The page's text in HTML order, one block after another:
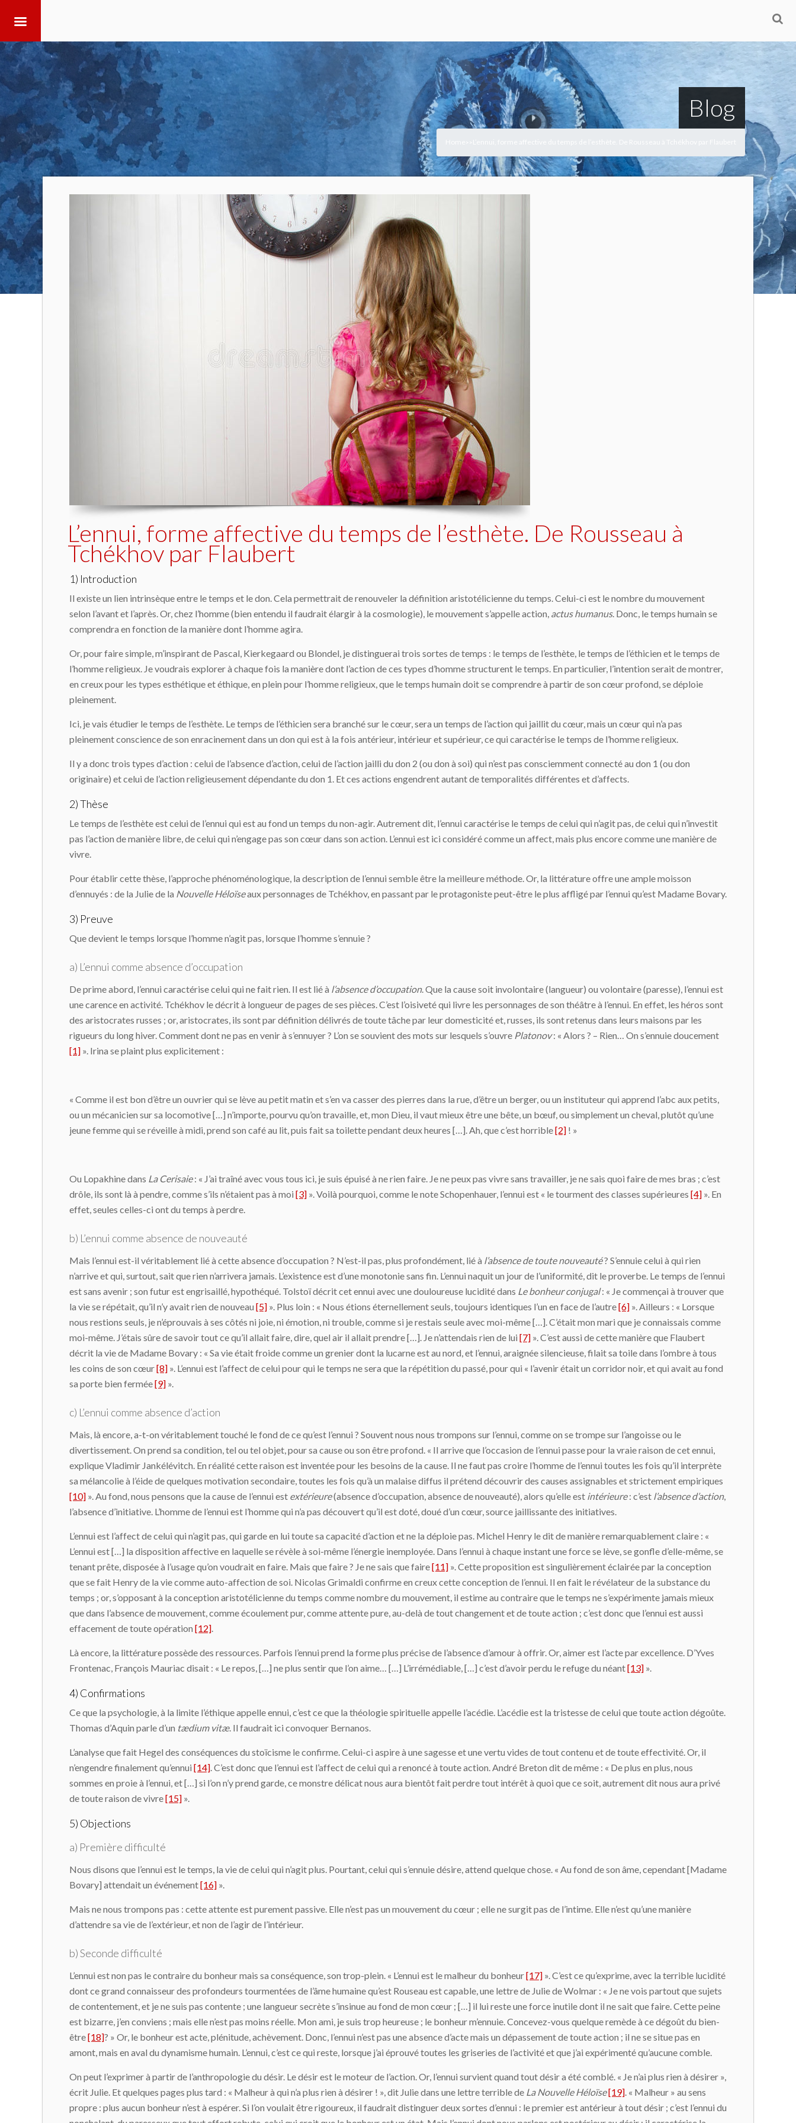
Blog
L’ennui, forme affective du temps de l’esthète. De Rousseau à
Tchékhov par Flaubert
1) Introduction
Il existe un lien intrinsèque entre le temps et le don. Cela permettrait de renouveler la définition aristotélicienne du temps. Celui-ci est le nombre du mouvement
selon l’avant et l’après. Or, chez l’homme (bien entendu il faudrait élargir à la cosmologie), le mouvement s’appelle action, actus humanus. Donc, le temps humain se
comprendra en fonction de la manière dont l’homme agira.
Or, pour faire simple, m’inspirant de Pascal, Kierkegaard ou Blondel, je distinguerai trois sortes de temps : le temps de l’esthète, le temps de l’éthicien et le temps de
l’homme religieux. Je voudrais explorer à chaque fois la manière dont l’action de ces types d’homme structurent le temps. En particulier, l’intention serait de montrer,
en creux pour les types esthétique et éthique, en plein pour l’homme religieux, que le temps humain doit se comprendre à partir de son cœur profond, se déploie
pleinement.
Ici, je vais étudier le temps de l’esthète. Le temps de l’éthicien sera branché sur le cœur, sera un temps de l’action qui jaillit du cœur, mais un cœur qui n’a pas
pleinement conscience de son enracinement dans un don qui est à la fois antérieur, intérieur et supérieur, ce qui caractérise le temps de l’homme religieux.
Il y a donc trois types d’action : celui de l’absence d’action, celui de l’action jailli du don 2 (ou don à soi) qui n’est pas consciemment connecté au don 1 (ou don
originaire) et celui de l’action religieusement dépendante du don 1. Et ces actions engendrent autant de temporalités différentes et d’affects.
2) Thèse
Le temps de l’esthète est celui de l’ennui qui est au fond un temps du non-agir. Autrement dit, l’ennui caractérise le temps de celui qui n’agit pas, de celui qui n’investit
pas l’action de manière libre, de celui qui n’engage pas son cœur dans son action. L’ennui est ici considéré comme un affect, mais plus encore comme une manière de
vivre.
Pour établir cette thèse, l’approche phénoménologique, la description de l’ennui semble être la meilleure méthode. Or, la littérature offre une ample moisson
d’ennuyés : de la Julie de la Nouvelle Héloïseaux personnages de Tchékhov, en passant par le protagoniste peut-être le plus affligé par l’ennui qu’est Madame Bovary.
3) Preuve
Que devient le temps lorsque l’homme n’agit pas, lorsque l’homme s’ennuie ?
a) L’ennui comme absence d’occupation
De prime abord, l’ennui caractérise celui qui ne fait rien. Il est lié à l’absence d’occupation. Que la cause soit involontaire (langueur) ou volontaire (paresse), l’ennui est
une carence en activité. Tchékhov le décrit à longueur de pages de ses pièces. C’est l’oisiveté qui livre les personnages de son théâtre à l’ennui. En effet, les héros sont
des aristocrates russes ; or, aristocrates, ils sont par définition délivrés de toute tâche par leur domesticité et, russes, ils sont retenus dans leurs maisons par les
rigueurs du long hiver. Comment dont ne pas en venir à s’ennuyer ? L’on se souvient des mots sur lesquels s’ouvre Platonov: « Alors ? – Rien… On s’ennuie doucement
[1] ». Irina se plaint plus explicitement :
« Comme il est bon d’être un ouvrier qui se lève au petit matin et s’en va casser des pierres dans la rue, d’être un berger, ou un instituteur qui apprend l’abc aux petits,
ou un mécanicien sur sa locomotive […] n’importe, pourvu qu’on travaille, et, mon Dieu, il vaut mieux être une bête, un bœuf, ou simplement un cheval, plutôt qu’une
jeune femme qui se réveille à midi, prend son café au lit, puis fait sa toilette pendant deux heures […]. Ah, que c’est horrible[2] ! »
Ou Lopakhine dans La Cerisaie: « J’ai traîné avec vous tous ici, je suis épuisé à ne rien faire. Je ne peux pas vivre sans travailler, je ne sais quoi faire de mes bras ; c’est
drôle, ils sont là à pendre, comme s’ils n’étaient pas à moi [3] ». Voilà pourquoi, comme le note Schopenhauer, l’ennui est « le tourment des classes supérieures [4] ». En
effet, seules celles-ci ont du temps à perdre.
b) L’ennui comme absence de nouveauté
Mais l’ennui est-il véritablement lié à cette absence d’occupation ? N’est-il pas, plus profondément, lié à l’absence de toute nouveauté? S’ennuie celui à qui rien
n’arrive et qui, surtout, sait que rien n’arrivera jamais. L’existence est d’une monotonie sans fin. L’ennui naquit un jour de l’uniformité, dit le proverbe. Le temps de l’ennui
est sans avenir ; son futur est engrisaillé, hypothéqué. Tolstoï décrit cet ennui avec une douloureuse lucidité dans Le bonheur conjugal: « Je commençai à trouver que
la vie se répétait, qu’il n’y avait rien de nouveau [5] ». Plus loin : « Nous étions éternellement seuls, toujours identiques l’un en face de l’autre[6] ». Ailleurs : « Lorsque
nous restions seuls, je n’éprouvais à ses côtés ni joie, ni émotion, ni trouble, comme si je restais seule avec moi-même […]. C’était mon mari que je connaissais comme
moi-même. J’étais sûre de savoir tout ce qu’il allait faire, dire, quel air il allait prendre […]. Je n’attendais rien de lui [7] ». C’est aussi de cette manière que Flaubert
décrit la vie de Madame Bovary : « Sa vie était froide comme un grenier dont la lucarne est au nord, et l’ennui, araignée silencieuse, filait sa toile dans l’ombre à tous
les coins de son cœur[8] ». L’ennui est l’affect de celui pour qui le temps ne sera que la répétition du passé, pour qui « l’avenir était un corridor noir, et qui avait au fond
sa porte bien fermée[9] ».
c) L’ennui comme absence d’action
Mais, là encore, a-t-on véritablement touché le fond de ce qu’est l’ennui ? Souvent nous nous trompons sur l’ennui, comme on se trompe sur l’angoisse ou le
divertissement. On prend sa condition, tel ou tel objet, pour sa cause ou son être profond. « Il arrive que l’occasion de l’ennui passe pour la vraie raison de cet ennui,
explique Vladimir Jankélévitch. En réalité cette raison est inventée pour les besoins de la cause. Il ne faut pas croire l’homme de l’ennui toutes les fois qu’il interprète
sa mélancolie à l’éide de quelques motivation secondaire, toutes les fois qu’à un malaise diffus il prétend découvrir des causes assignables et strictement empiriques
[10] ». Au fond, nous pensons que la cause de l’ennui est extérieure(absence d’occupation, absence de nouveauté), alors qu’elle est intérieure: c’est l’absence d’action,
l’absence d’initiative. L’homme de l’ennui est l’homme qui n’a pas découvert qu’il est doté, doué d’un cœur, source jaillissante des initiatives.
L’ennui est l’affect de celui qui n’agit pas, qui garde en lui toute sa capacité d’action et ne la déploie pas. Michel Henry le dit de manière remarquablement claire : «
L’ennui est […] la disposition affective en laquelle se révèle à soi-même l’énergie inemployée. Dans l’ennui à chaque instant une force se lève, se gonfle d’elle-même, se
tenant prête, disposée à l’usage qu’on voudrait en faire. Mais que faire ? Je ne sais que faire[11] ». Cette proposition est singulièrement éclairée par la conception
que se fait Henry de la vie comme auto-affection de soi. Nicolas Grimaldi confirme en creux cette conception de l’ennui. Il en fait le révélateur de la substance du
temps ; or, s’opposant à la conception aristotélicienne du temps comme nombre du mouvement, il estime au contraire que le temps ne s’expérimente jamais mieux
que dans l’absence de mouvement, comme écoulement pur, comme attente pure, au-delà de tout changement et de toute action ; c’est donc que l’ennui est aussi
effacement de toute opération [12].
Là encore, la littérature possède des ressources. Parfois l’ennui prend la forme plus précise de l’absence d’amour à offrir. Or, aimer est l’acte par excellence. D’Yves
Frontenac, François Mauriac disait : « Le repos, […] ne plus sentir que l’on aime… […] L’irrémédiable, […] c’est d’avoir perdu le refuge du néant[13] ».
4) Confirmations
Ce que la psychologie, à la limite l’éthique appelle ennui, c’est ce que la théologie spirituelle appelle l’acédie. L’acédie est la tristesse de celui que toute action dégoûte.
Thomas d’Aquin parle d’un tædium vitæ. Il faudrait ici convoquer Bernanos.
L’analyse que fait Hegel des conséquences du stoïcisme le confirme. Celui-ci aspire à une sagesse et une vertu vides de tout contenu et de toute effectivité. Or, il
n’engendre finalement qu’ennui [14]. C’est donc que l’ennui est l’affect de celui qui a renoncé à toute action. André Breton dit de même : « De plus en plus, nous
sommes en proie à l’ennui, et […] si l’on n’y prend garde, ce monstre délicat nous aura bientôt fait perdre tout intérêt à quoi que ce soit, autrement dit nous aura privé
de toute raison de vivre[15] ».
5) Objections
a) Première difficulté
Nous disons que l’ennui est le temps, la vie de celui qui n’agit plus. Pourtant, celui qui s’ennuie désire, attend quelque chose. « Au fond de son âme, cependant [Madame
Bovary] attendait un événement[16] ».
Mais ne nous trompons pas : cette attente est purement passive. Elle n’est pas un mouvement du cœur ; elle ne surgit pas de l’intime. Elle n’est qu’une manière
d’attendre sa vie de l’extérieur, et non de l’agir de l’intérieur.
b) Seconde difficulté
L’ennui est non pas le contraire du bonheur mais sa conséquence, son trop-plein. « L’ennui est le malheur du bonheur[17] ». C’est ce qu’exprime, avec la terrible lucidité
dont ce grand connaisseur des profondeurs tourmentées de l’âme humaine qu’est Rouseau est capable, une lettre de Julie de Wolmar : « Je ne vois partout que sujets
de contentement, et je ne suis pas contente ; une langueur secrète s’insinue au fond de mon cœur ; […] il lui reste une force inutile dont il ne sait que faire. Cette peine
est bizarre, j’en conviens ; mais elle n’est pas moins réelle. Mon ami, je suis trop heureuse ; le bonheur m’ennuie. Concevez-vous quelque remède à ce dégoût du bien-
être[18]? » Or, le bonheur est acte, plénitude, achèvement. Donc, l’ennui n’est pas une absence d’acte mais un dépassement de toute action ; il ne se situe pas en
amont, mais en aval du dynamisme humain. L’ennui, c’est ce qui reste, lorsque j’ai éprouvé toutes les griseries de l’activité et que j’ai expérimenté qu’aucune comble.
On peut l’exprimer à partir de l’anthropologie du désir. Le désir est le moteur de l’action. Or, l’ennui survient quand tout désir a été comblé. « Je n’ai plus rien à désirer »,
écrit Julie. Et quelques pages plus tard : « Malheur à qui n’a plus rien à désirer ! », dit Julie dans une lettre terrible de La Nouvelle Héloïse[19]. « Malheur » au sens
propre : plus aucun bonheur n’est à espérer. Si l’on voulait être rigoureux, il faudrait distinguer deux sortes d’ennui : le premier est antérieur à tout désir ; c’est l’ennui du